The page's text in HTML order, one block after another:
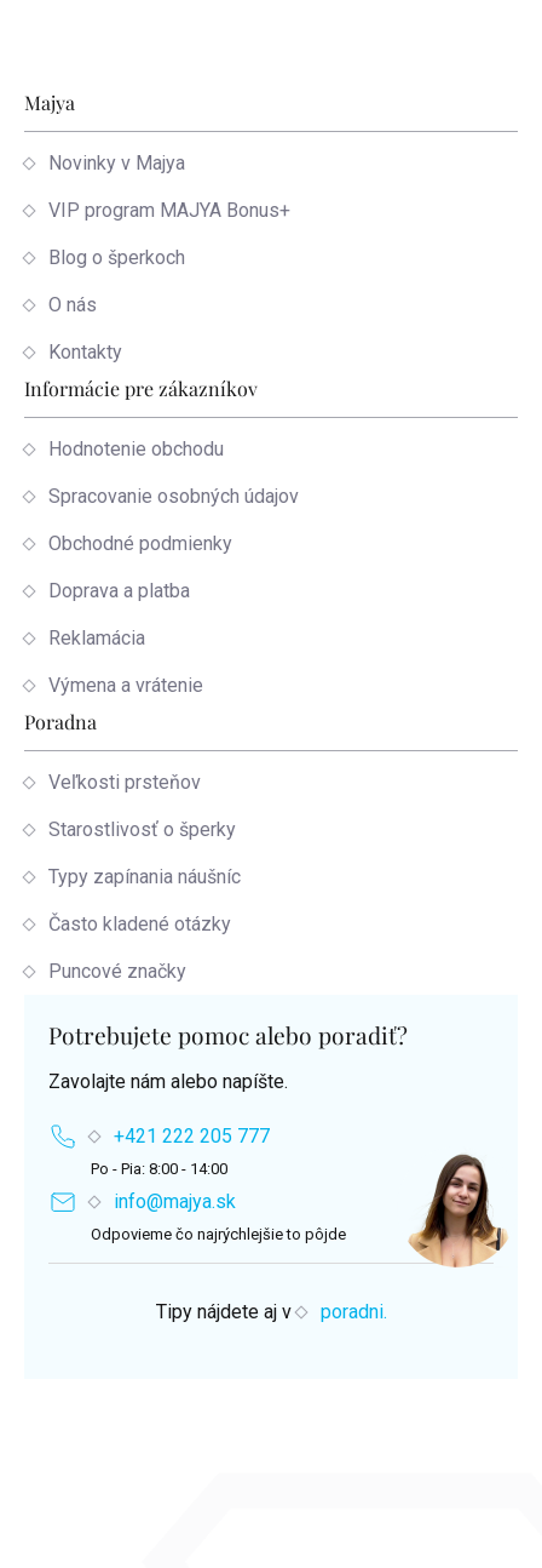
Zápätie
Majya
Novinky v Majya
VIP program MAJYA Bonus+
Blog o šperkoch
O nás
Kontakty
Informácie pre zákazníkov
Hodnotenie obchodu
Spracovanie osobných údajov
Obchodné podmienky
Doprava a platba
Reklamácia
Výmena a vrátenie
Poradna
Veľkosti prsteňov
Starostlivosť o šperky
Typy zapínania náušníc
Často kladené otázky
Puncové značky
Potrebujete pomoc alebo poradiť?
Zavolajte nám alebo napíšte.
+421 222 205 777
Po - Pia: 8:00 - 14:00
info@majya.sk
Odpovieme čo najrýchlejšie to pôjde
Tipy nájdete aj v poradni.